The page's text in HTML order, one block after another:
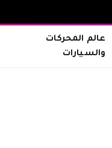
عالم المحركات
والسيارات